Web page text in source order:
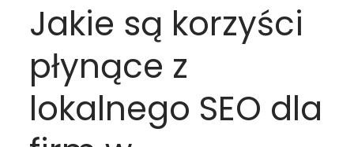
Jakie są korzyści
płynące z
lokalnego SEO dla